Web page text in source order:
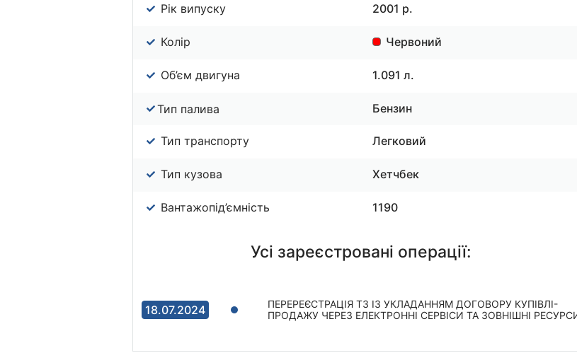
Рік випуску 2001 р.
Колір Червоний
Об’єм двигуна 1.091 л.
Тип палива Бензин
Тип транспорту Легковий
Тип кузова Хетчбек
Вантажопід’ємність 1190
Усі зареєстровані операції:
18.07.2024
ПЕРЕРЕЄСТРАЦІЯ ТЗ ІЗ УКЛАДАННЯМ ДОГОВОРУ КУПІВЛІ-
ПРОДАЖУ ЧЕРЕЗ ЕЛЕКТРОННІ СЕРВІСИ ТА ЗОВНІШНІ